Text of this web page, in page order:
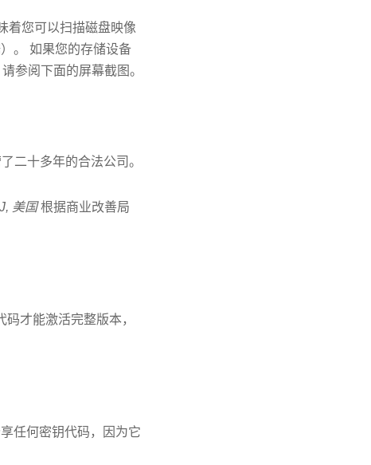
着您可以扫描磁盘映像
。 如果您的存储设备
参阅下面的屏幕截图。
二十多年的合法公司。
美国根据商业改善局
才能激活完整版本，
任何密钥代码，因为它